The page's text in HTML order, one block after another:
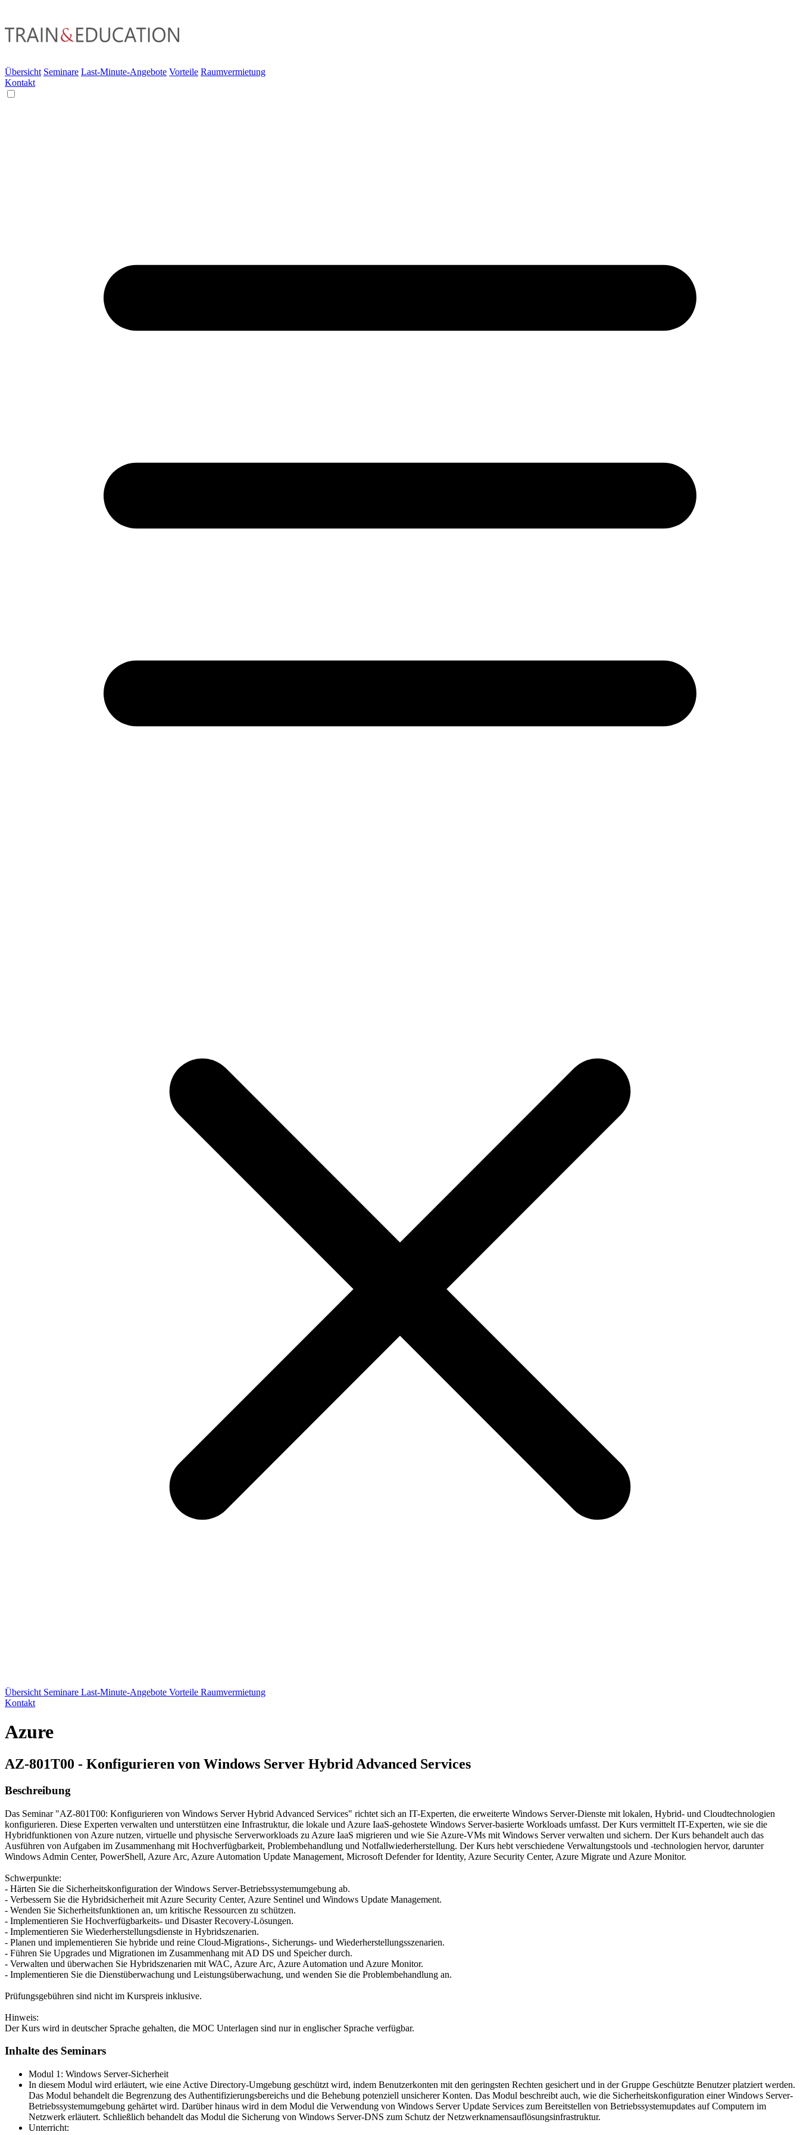
Übersicht Seminare Last-Minute-Angebote Vorteile Raumvermietung
Kontakt
Übersicht Seminare Last-Minute-Angebote Vorteile Raumvermietung
Kontakt
Azure
AZ-801T00 - Konfigurieren von Windows Server Hybrid Advanced Services
Beschreibung
Das Seminar "AZ-801T00: Konfigurieren von Windows Server Hybrid Advanced Services" richtet sich an IT-Experten, die erweiterte Windows Server-Dienste mit lokalen, Hybrid- und Cloudtechnologien
konfigurieren. Diese Experten verwalten und unterstützen eine Infrastruktur, die lokale und Azure IaaS-gehostete Windows Server-basierte Workloads umfasst. Der Kurs vermittelt IT-Experten, wie sie die
Hybridfunktionen von Azure nutzen, virtuelle und physische Serverworkloads zu Azure IaaS migrieren und wie Sie Azure-VMs mit Windows Server verwalten und sichern. Der Kurs behandelt auch das
Ausführen von Aufgaben im Zusammenhang mit Hochverfügbarkeit, Problembehandlung und Notfallwiederherstellung. Der Kurs hebt verschiedene Verwaltungstools und -technologien hervor, darunter
Windows Admin Center, PowerShell, Azure Arc, Azure Automation Update Management, Microsoft Defender for Identity, Azure Security Center, Azure Migrate und Azure Monitor.
Schwerpunkte:
- Härten Sie die Sicherheitskonfiguration der Windows Server-Betriebssystemumgebung ab.
- Verbessern Sie die Hybridsicherheit mit Azure Security Center, Azure Sentinel und Windows Update Management.
- Wenden Sie Sicherheitsfunktionen an, um kritische Ressourcen zu schützen.
- Implementieren Sie Hochverfügbarkeits- und Disaster Recovery-Lösungen.
- Implementieren Sie Wiederherstellungsdienste in Hybridszenarien.
- Planen und implementieren Sie hybride und reine Cloud-Migrations-, Sicherungs- und Wiederherstellungsszenarien.
- Führen Sie Upgrades und Migrationen im Zusammenhang mit AD DS und Speicher durch.
- Verwalten und überwachen Sie Hybridszenarien mit WAC, Azure Arc, Azure Automation und Azure Monitor.
- Implementieren Sie die Dienstüberwachung und Leistungsüberwachung, und wenden Sie die Problembehandlung an.
Prüfungsgebühren sind nicht im Kurspreis inklusive.
Hinweis:
Der Kurs wird in deutscher Sprache gehalten, die MOC Unterlagen sind nur in englischer Sprache verfügbar.
Inhalte des Seminars
Modul 1: Windows Server-Sicherheit
In diesem Modul wird erläutert, wie eine Active Directory-Umgebung geschützt wird, indem Benutzerkonten mit den geringsten Rechten gesichert und in der Gruppe Geschützte Benutzer platziert werden.
Das Modul behandelt die Begrenzung des Authentifizierungsbereichs und die Behebung potenziell unsicherer Konten. Das Modul beschreibt auch, wie die Sicherheitskonfiguration einer Windows Server-
Betriebssystemumgebung gehärtet wird. Darüber hinaus wird in dem Modul die Verwendung von Windows Server Update Services zum Bereitstellen von Betriebssystemupdates auf Computern im
Netzwerk erläutert. Schließlich behandelt das Modul die Sicherung von Windows Server-DNS zum Schutz der Netzwerknamensauflösungsinfrastruktur.
Unterricht: